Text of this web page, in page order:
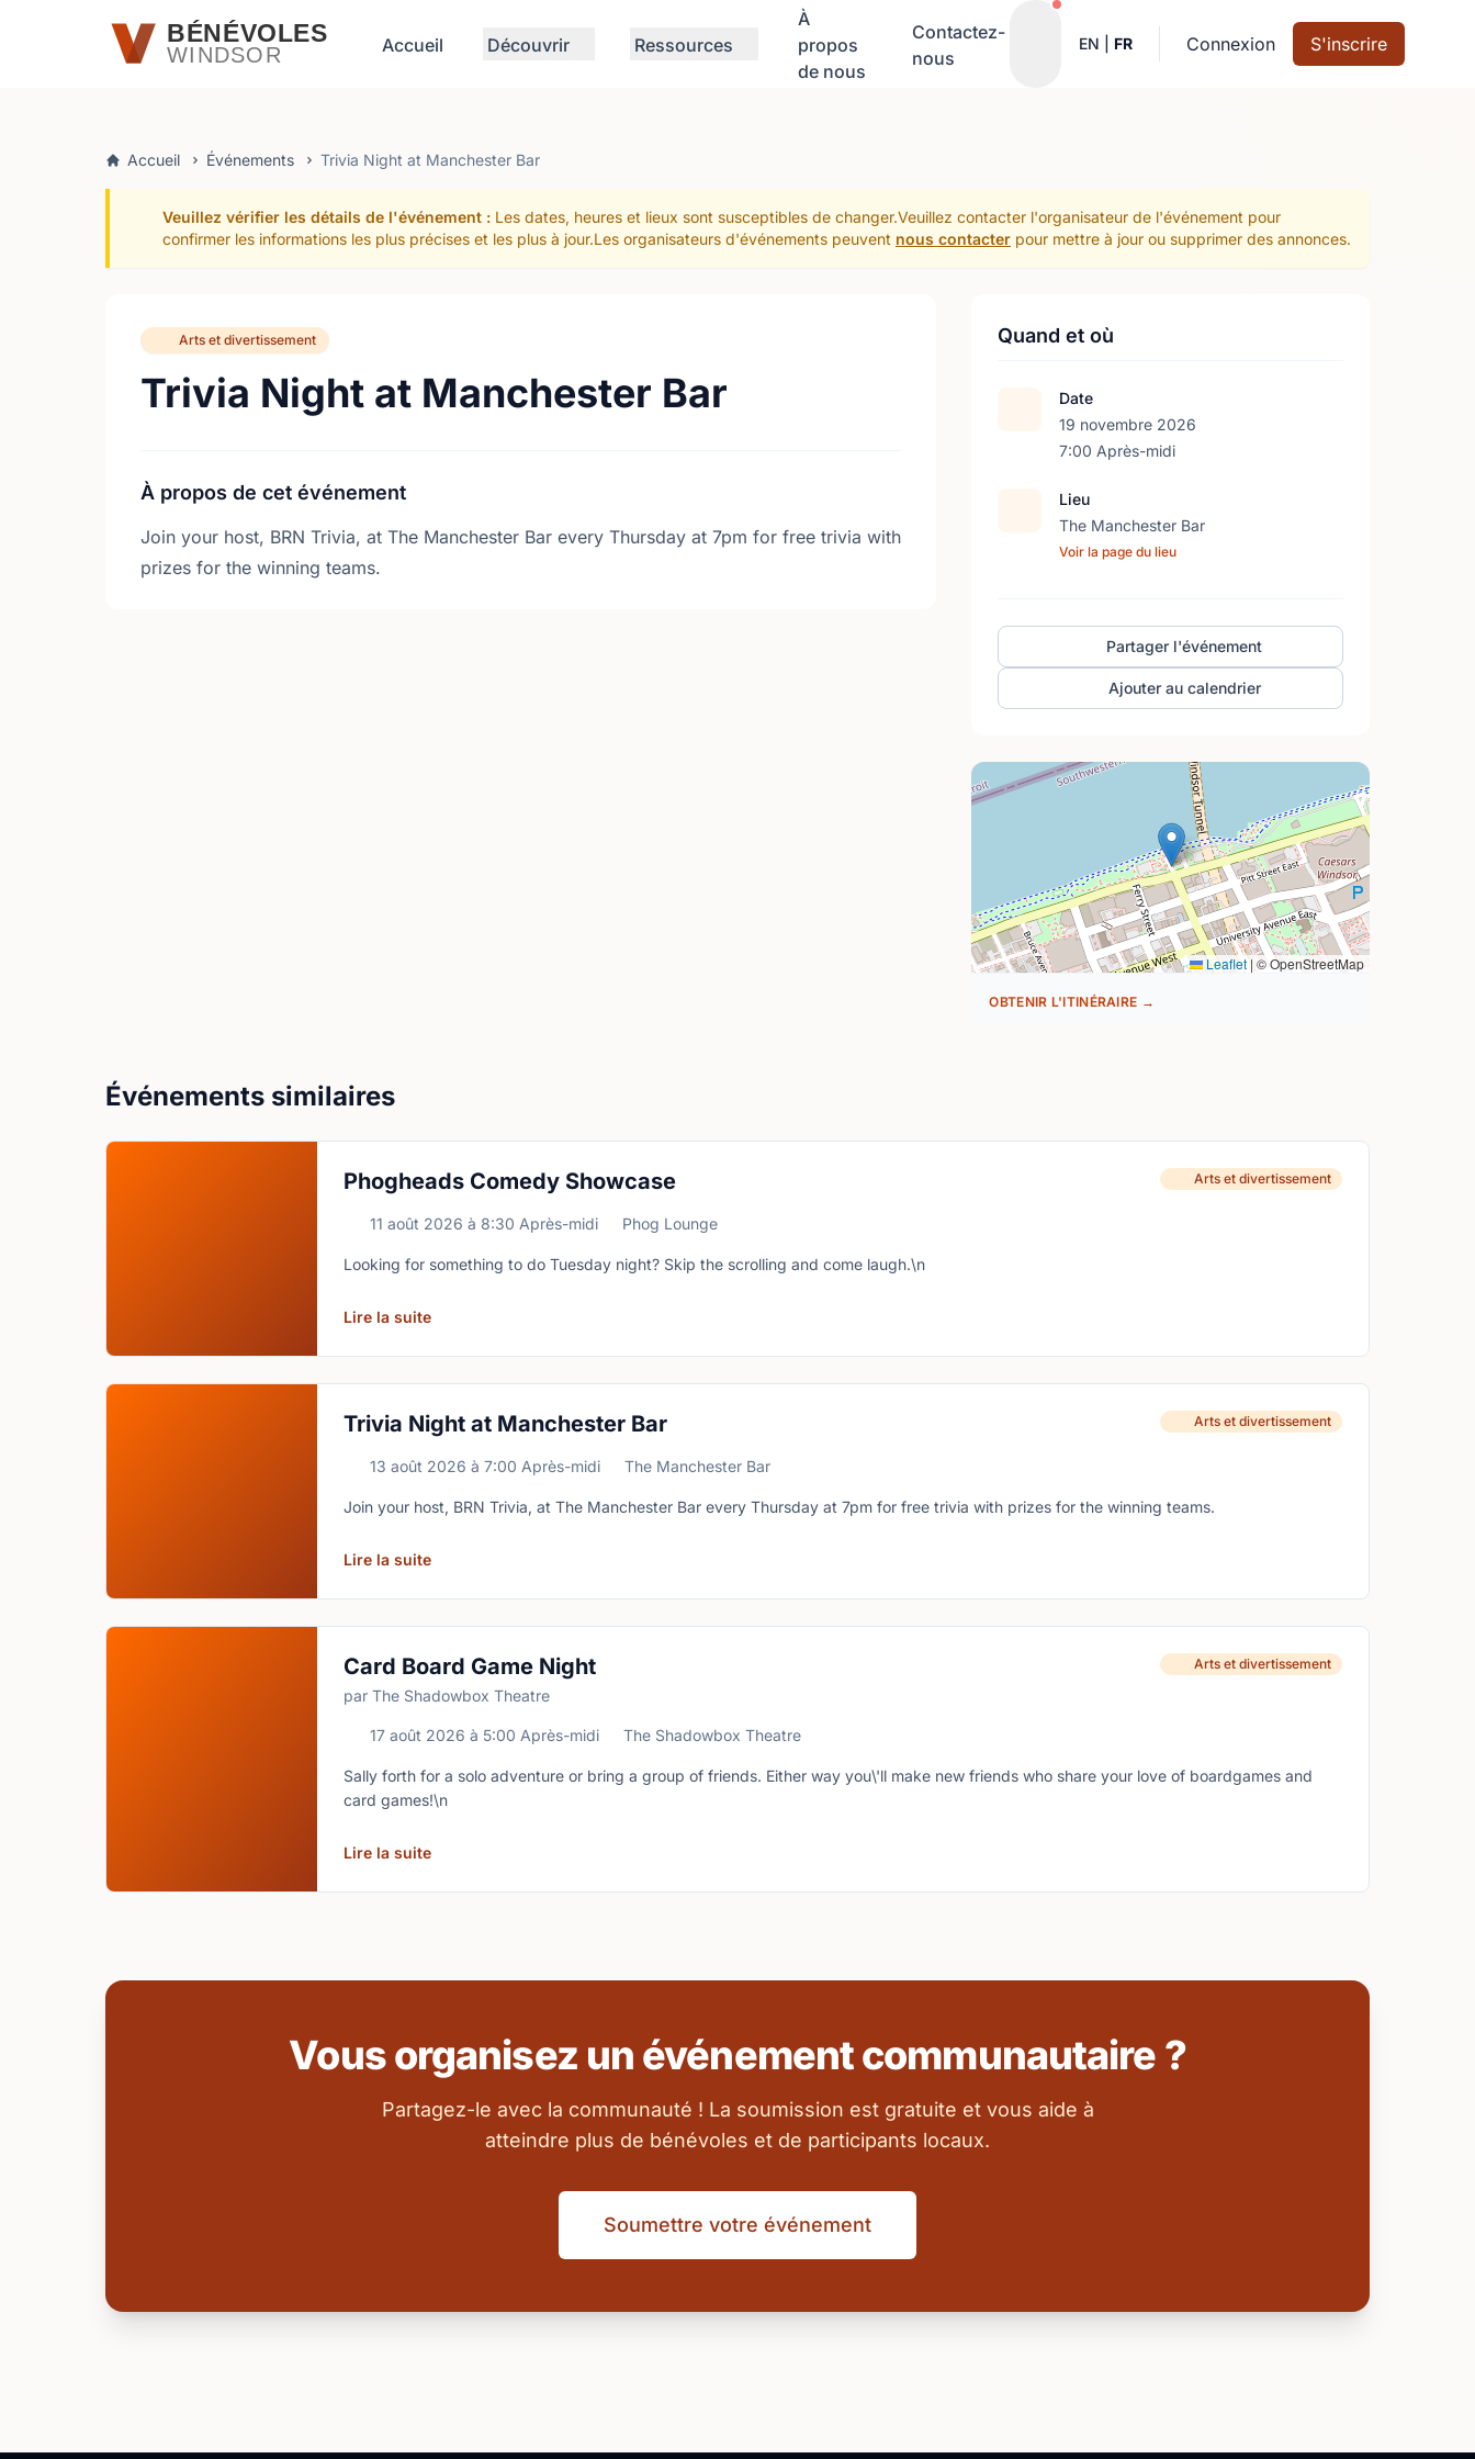
Passer au contenu principalBÉNÉVOLES
WINDSOR Accueil Découvrir Ressources
À
propos
de nous
Contactez-
nous
Notifications actives
EN FR Connexion S'inscrire
Accueil Événements Trivia Night at Manchester Bar
Veuillez vérifier les détails de l'événement : Les dates, heures et lieux sont susceptibles de changer.Veuillez contacter l'organisateur de l'événement pour
confirmer les informations les plus précises et les plus à jour.Les organisateurs d'événements peuvent nous contacter pour mettre à jour ou supprimer des annonces.
Arts et divertissement
Trivia Night at Manchester Bar
À propos de cet événement
Join your host, BRN Trivia, at The Manchester Bar every Thursday at 7pm for free trivia with
prizes for the winning teams.
Quand et où
Date
19 novembre 2026
7:00 Après-midi
Lieu
The Manchester Bar
Voir la page du lieu
Partager l'événement
Ajouter au calendrier
Leaflet| © OpenStreetMap
OBTENIR L'ITINÉRAIRE →
Événements similaires
Phogheads Comedy Showcase Arts et divertissement
11 août 2026 à 8:30 Après-midi Phog Lounge
Looking for something to do Tuesday night? Skip the scrolling and come laugh.\n
Lire la suite
Trivia Night at Manchester Bar Arts et divertissement
13 août 2026 à 7:00 Après-midi The Manchester Bar
Join your host, BRN Trivia, at The Manchester Bar every Thursday at 7pm for free trivia with prizes for the winning teams.
Lire la suite
Card Board Game Night
par The Shadowbox Theatre
Arts et divertissement
17 août 2026 à 5:00 Après-midi The Shadowbox Theatre
Sally forth for a solo adventure or bring a group of friends. Either way you\'ll make new friends who share your love of boardgames and
card games!\n
Lire la suite
Vous organisez un événement communautaire ?
Partagez-le avec la communauté ! La soumission est gratuite et vous aide à
atteindre plus de bénévoles et de participants locaux.
Soumettre votre événement